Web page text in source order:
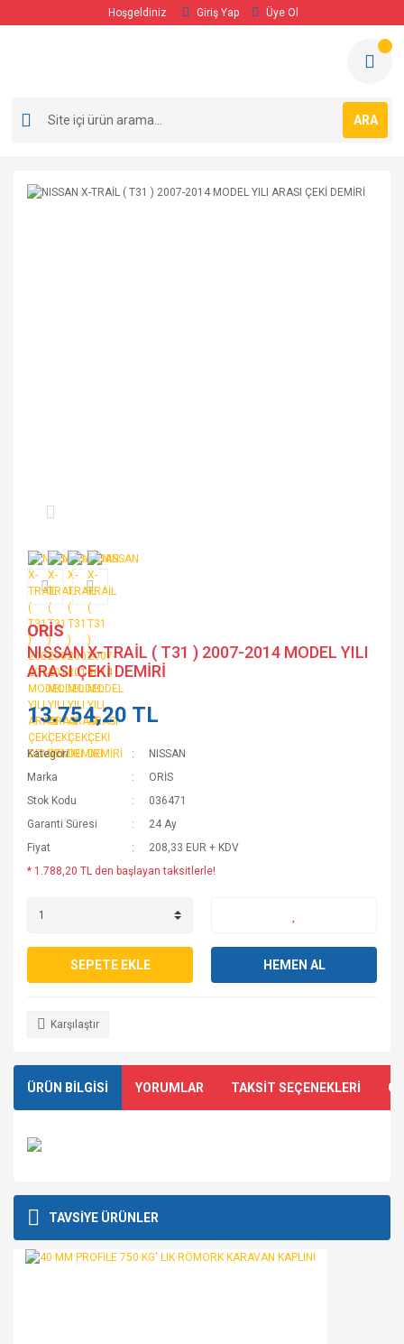
Hoşgeldiniz Giriş Yap Üye Ol
ARA
ORİS
NISSAN X-TRAİL ( T31 ) 2007-2014 MODEL YILI
ARASI ÇEKİ DEMİRİ
13.754,20 TL
Kategori
NISSAN
Marka
ORİS
Stok Kodu
036471
Garanti Süresi
24 Ay
Fiyat
208,33 EUR + KDV
* 1.788,20 TL den başlayan taksitlerle!
SEPETE EKLE HEMEN AL
Karşılaştır
ÜRÜN BİLGİSİ YORUMLAR TAKSİT SEÇENEKLERİ
Bu ürüne ilk yorumu siz yapın!
kullanarak tarafımıza iletebilirsiniz.
Görüş ve önerileriniz için teşekkür ederiz.
TAVSİYE ÜRÜNLER